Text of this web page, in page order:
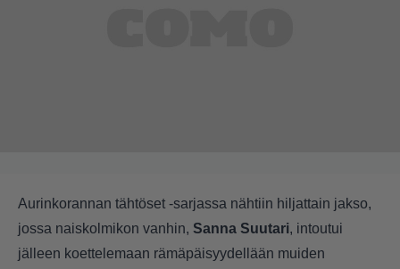
Aurinkorannan tähtöset -sarjassa nähtiin hiljattain jakso,
jossa naiskolmikon vanhin, Sanna Suutari, intoutui
jälleen koettelemaan rämäpäisyydellään muiden